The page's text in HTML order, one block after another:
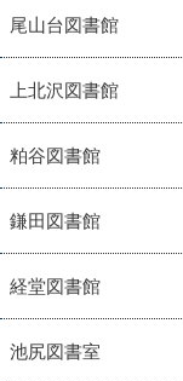
尾山台図書館
上北沢図書館
粕谷図書館
鎌田図書館
経堂図書館
池尻図書室